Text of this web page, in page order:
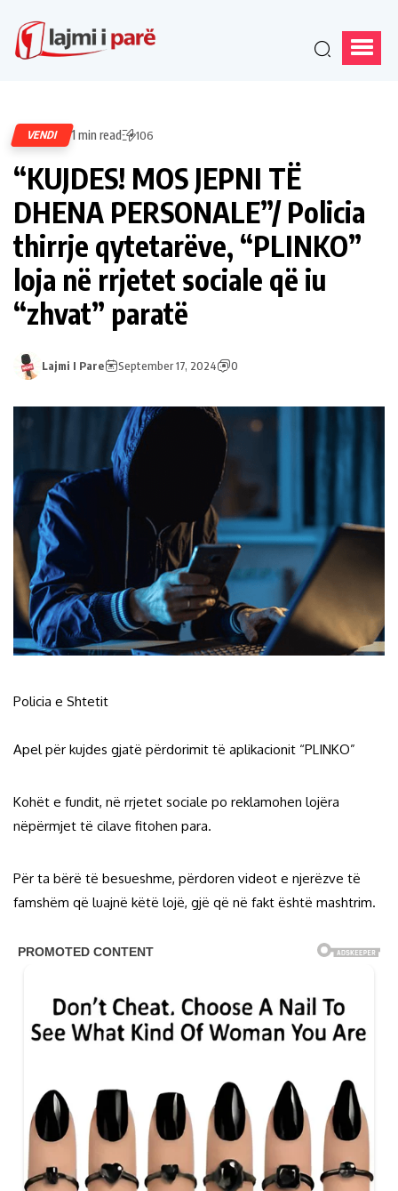
VENDI 1 min read 106
“KUJDES! MOS JEPNI TË
DHENA PERSONALE”/ Policia
thirrje qytetarëve, “PLINKO”
loja në rrjetet sociale që iu
“zhvat” paratë
Lajmi I Pare September 17, 2024 0
Policia e Shtetit
Apel për kujdes gjatë përdorimit të aplikacionit “PLINKO”
Kohët e fundit, në rrjetet sociale po reklamohen lojëra
nëpërmjet të cilave fitohen para.
Për ta bërë të besueshme, përdoren videot e njerëzve të
famshëm që luajnë këtë lojë, gjë që në fakt është mashtrim.